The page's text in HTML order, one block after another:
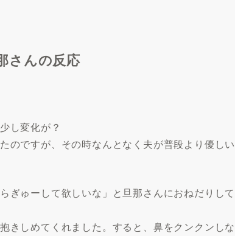
さんの反応
し変化が？
のですが、その時なんとなく夫が普段より優しい
ぎゅーして欲しいな」と旦那さんにおねだりして
きしめてくれました。すると、鼻をクンクンしな